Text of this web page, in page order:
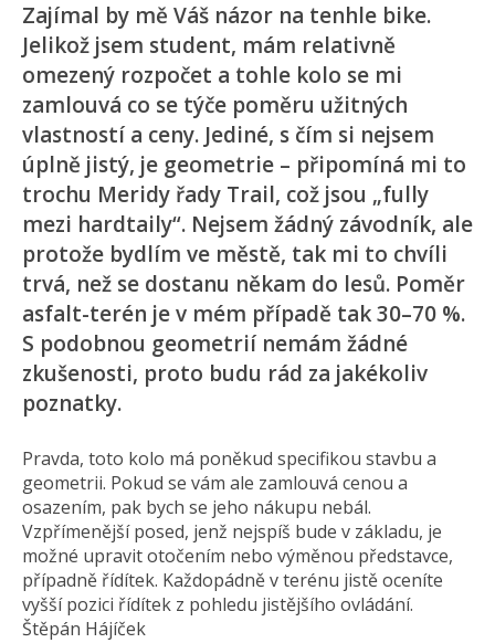
Zajímal by mě Váš názor na tenhle bike.
Jelikož jsem student, mám relativně
omezený rozpočet a tohle kolo se mi
zamlouvá co se týče poměru užitných
vlastností a ceny. Jediné, s čím si nejsem
úplně jistý, je geometrie – připomíná mi to
trochu Meridy řady Trail, což jsou „fully
mezi hardtaily“. Nejsem žádný závodník, ale
protože bydlím ve městě, tak mi to chvíli
trvá, než se dostanu někam do lesů. Poměr
asfalt-terén je v mém případě tak 30–70 %.
S podobnou geometrií nemám žádné
zkušenosti, proto budu rád za jakékoliv
poznatky.
Pravda, toto kolo má poněkud specifikou stavbu a
geometrii. Pokud se vám ale zamlouvá cenou a
osazením, pak bych se jeho nákupu nebál.
Vzpřímenější posed, jenž nejspíš bude v základu, je
možné upravit otočením nebo výměnou představce,
případně řídítek. Každopádně v terénu jistě oceníte
vyšší pozici řídítek z pohledu jistějšího ovládání.
Štěpán Hájíček